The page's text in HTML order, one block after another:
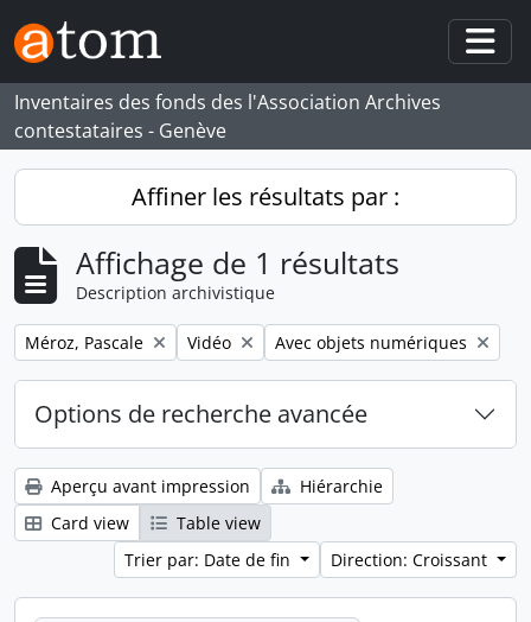
Skip to main content
Inventaires des fonds des l'Association Archives
contestataires - Genève
Affiner les résultats par :
Affichage de 1 résultats
Description archivistique
Remove filter:
Méroz, Pascale Remove filter:
Vidéo Remove filter:
Avec objets numériques
Options de recherche avancée
Aperçu avant impression
Hiérarchie
Card view
Table view
Trier par: Date de fin
Direction: Croissant